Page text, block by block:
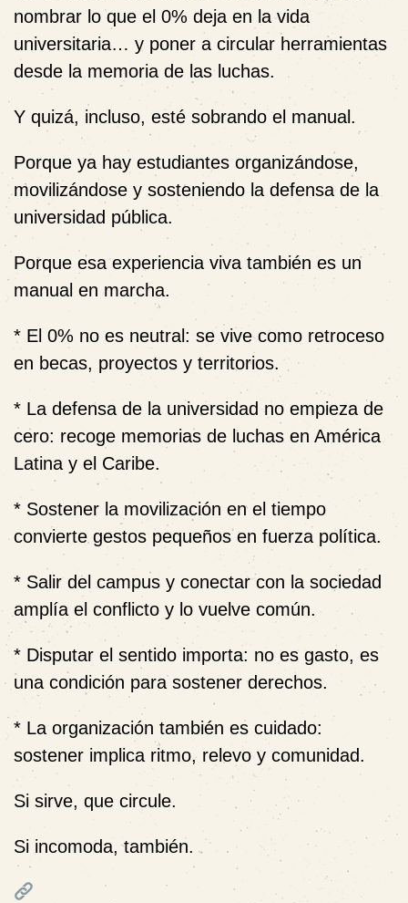
nombrar lo que el 0% deja en la vida
universitaria… y poner a circular herramientas
desde la memoria de las luchas.
Y quizá, incluso, esté sobrando el manual.
Porque ya hay estudiantes organizándose,
movilizándose y sosteniendo la defensa de la
universidad pública.
Porque esa experiencia viva también es un
manual en marcha.
* El 0% no es neutral: se vive como retroceso
en becas, proyectos y territorios.
* La defensa de la universidad no empieza de
cero: recoge memorias de luchas en América
Latina y el Caribe.
* Sostener la movilización en el tiempo
convierte gestos pequeños en fuerza política.
* Salir del campus y conectar con la sociedad
amplía el conflicto y lo vuelve común.
* Disputar el sentido importa: no es gasto, es
una condición para sostener derechos.
* La organización también es cuidado:
sostener implica ritmo, relevo y comunidad.
Si sirve, que circule.
Si incomoda, también.